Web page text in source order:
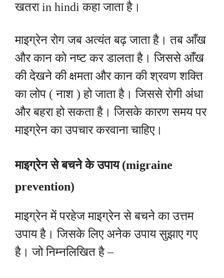
खतरा in hindi कहा जाता है।
माइग्रेन रोग जब अत्यंत बढ़ जाता है। तब आँख
और कान को नष्ट कर डालता है। जिससे आँख
की देखने की क्षमता और कान की श्रवण शक्ति
का लोप ( नाश ) हो जाता है। जिससे रोगी अंधा
और बहरा हो सकता है। जिसके कारण समय पर
माइग्रेन का उपचार करवाना चाहिए।
माइग्रेन से बचने के उपाय (migraine
prevention)
माइग्रेन में परहेज माइग्रेन से बचने का उत्तम
उपाय है। जिसके लिए अनेक उपाय सुझाए गए
है। जो निम्नलिखित है –